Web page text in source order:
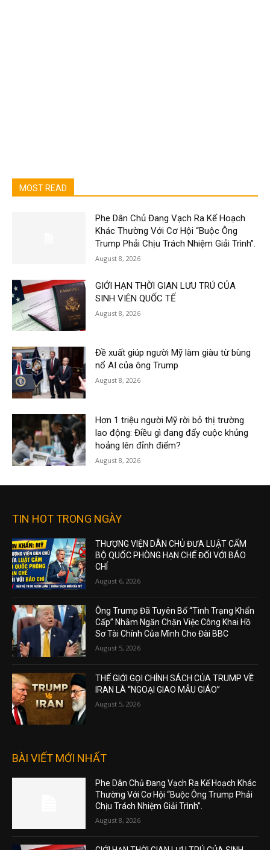
MOST READ
Phe Dân Chủ Đang Vạch Ra Kế Hoạch
Khác Thường Với Cơ Hội “Buộc Ông
Trump Phải Chịu Trách Nhiệm Giải Trình”.
August 8, 2026
GIỚI HẠN THỜI GIAN LƯU TRÚ CỦA
SINH VIÊN QUỐC TẾ
August 8, 2026
Đề xuất giúp người Mỹ làm giàu từ bùng
nổ AI của ông Trump
August 8, 2026
Hơn 1 triệu người Mỹ rời bỏ thị trường
lao động: Điều gì đang đẩy cuộc khủng
hoảng lên đỉnh điểm?
August 8, 2026
TIN HOT TRONG NGÀY
THƯỢNG VIỆN DÂN CHỦ ĐƯA LUẬT CẤM
BỘ QUỐC PHÒNG HẠN CHẾ ĐỐI VỚI BÁO
CHÍ
August 6, 2026
Ông Trump Đã Tuyên Bố “Tình Trạng Khẩn
Cấp” Nhằm Ngăn Chặn Việc Công Khai Hồ
Sơ Tài Chính Của Mình Cho Đài BBC
August 5, 2026
THẾ GIỚI GỌI CHÍNH SÁCH CỦA TRUMP VỀ
IRAN LÀ “NGOẠI GIAO MẪU GIÁO”
August 5, 2026
BÀI VIẾT MỚI NHẤT
Phe Dân Chủ Đang Vạch Ra Kế Hoạch Khác
Thường Với Cơ Hội “Buộc Ông Trump Phải
Chịu Trách Nhiệm Giải Trình”.
August 8, 2026